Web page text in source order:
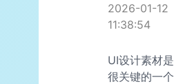
2026-01-12
11:38:54
UI设计素材是
很关键的一个